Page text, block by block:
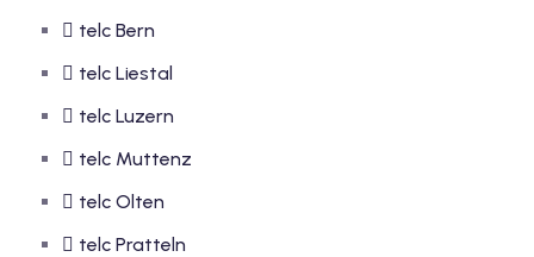
telc Bern
telc Liestal
telc Luzern
telc Muttenz
telc Olten
telc Pratteln